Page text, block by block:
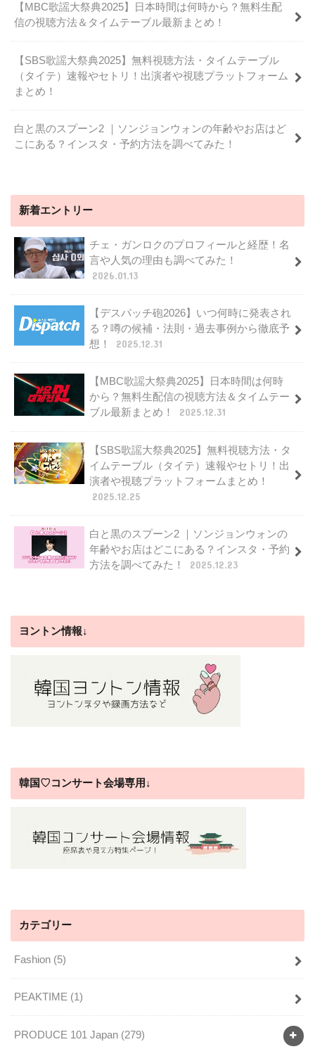
【MBC歌謡大祭典2025】日本時間は何時から？無料生配
信の視聴方法＆タイムテーブル最新まとめ！
【SBS歌謡大祭典2025】無料視聴方法・タイムテーブル
（タイテ）速報やセトリ！出演者や視聴プラットフォーム
まとめ！
白と黒のスプーン2 ｜ソンジョンウォンの年齢やお店はど
こにある？インスタ・予約方法を調べてみた！
新着エントリー
チェ・ガンロクのプロフィールと経歴！名
言や人気の理由も調べてみた！
2026.01.13
【デスパッチ砲2026】いつ何時に発表され
る？噂の候補・法則・過去事例から徹底予
想！
2025.12.31
【MBC歌謡大祭典2025】日本時間は何時
から？無料生配信の視聴方法＆タイムテー
ブル最新まとめ！
2025.12.31
【SBS歌謡大祭典2025】無料視聴方法・タ
イムテーブル（タイテ）速報やセトリ！出
演者や視聴プラットフォームまとめ！
2025.12.25
白と黒のスプーン2 ｜ソンジョンウォンの
年齢やお店はどこにある？インスタ・予約
方法を調べてみた！
2025.12.23
ヨントン情報↓
韓国♡コンサート会場専用↓
カテゴリー
Fashion (5)
PEAKTIME (1)
PRODUCE 101 Japan (279)